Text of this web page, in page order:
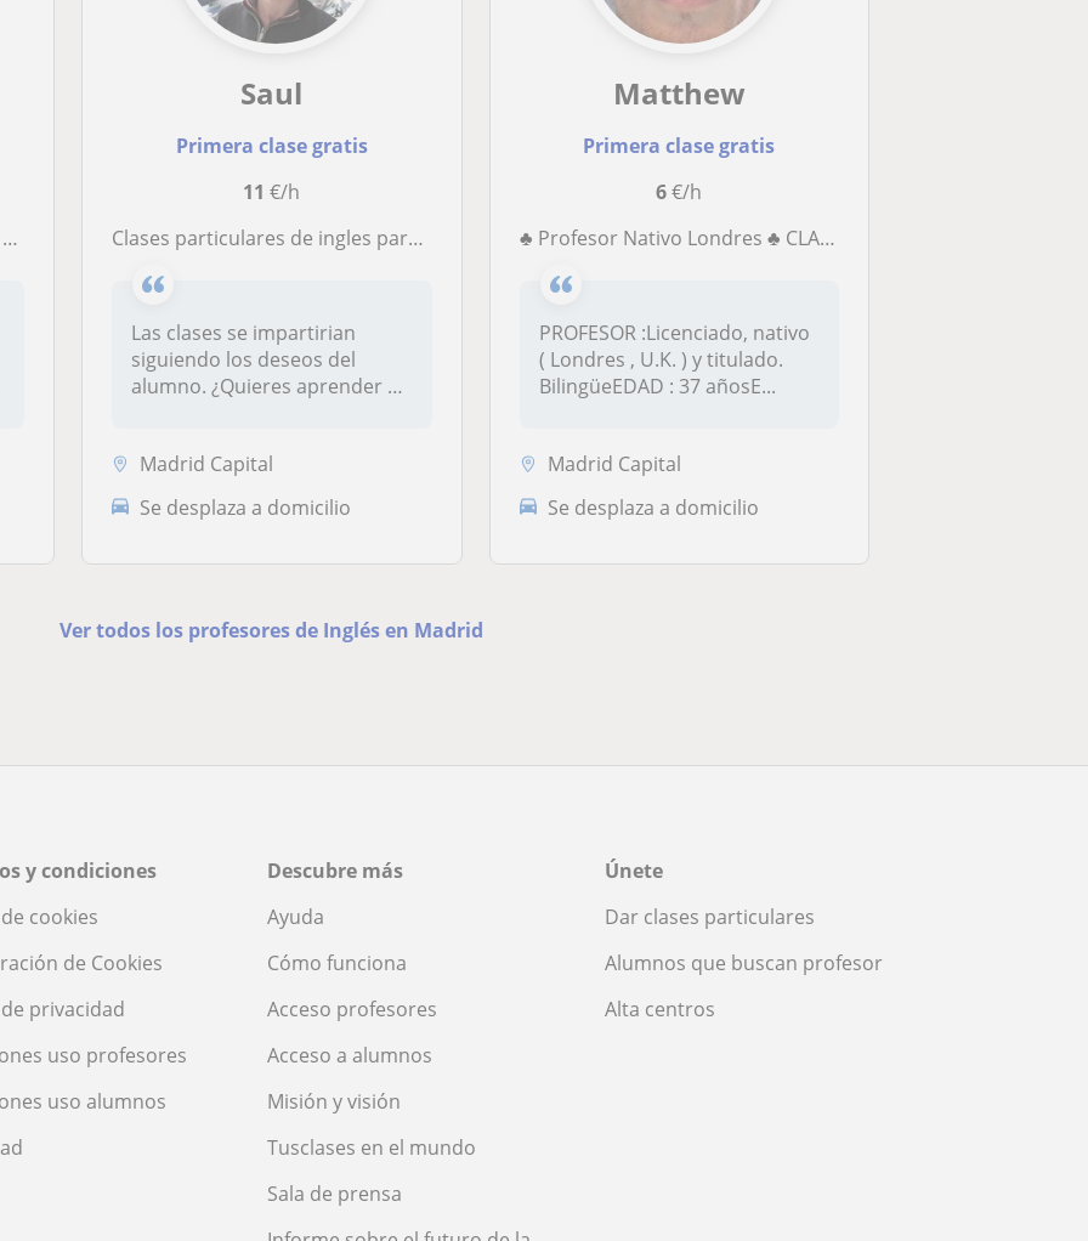
Saul
Primera clase gratis
11 €/h
Clases particulares de ingles para cualquier nivel. Años de experiencia viviendo en Inglaterra y titulo de cambridge
Las clases se impartirian
siguiendo los deseos del
alumno. ¿Quieres aprender y
Madrid Capital
Se desplaza a domicilio
Matthew
Primera clase gratis
6€/h
♣ Profesor Nativo Londres ♣ CLASES de INGLÉS INTENSIVAS ♣ DOMICILIO o TRABAJO ♣
PROFESOR :Licenciado, nativo
( Londres , U.K. ) y titulado.
BilingüeEDAD : 37 añosE...
Madrid Capital
Se desplaza a domicilio
Ver todos los profesores de Inglés en Madrid
y condiciones
cookies
de Cookies
privacidad
uso profesores
uso alumnos
Descubre más
Ayuda
Cómo funciona
Acceso profesores
Acceso a alumnos
Misión y visión
Tusclases en el mundo
Sala de prensa
Únete
Dar clases particulares
Alumnos que buscan profesor
Alta centros